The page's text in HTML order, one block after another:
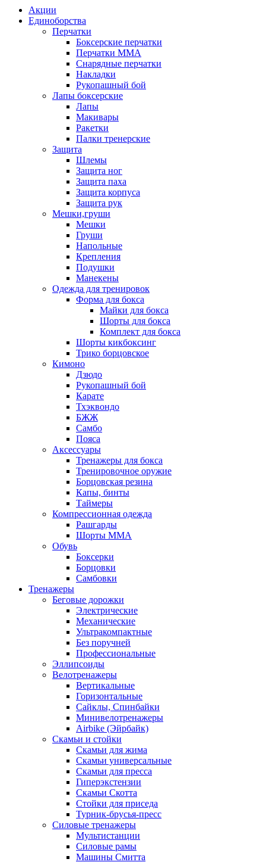
Акции
Единоборства
Перчатки
Боксерские перчатки
Перчатки ММА
Снарядные перчатки
Накладки
Рукопашный бой
Лапы боксерские
Лапы
Макивары
Ракетки
Палки тренерские
Защита
Шлемы
Защита ног
Защита паха
Защита корпуса
Защита рук
Мешки,груши
Мешки
Груши
Напольные
Крепления
Подушки
Манекены
Одежда для тренировок
Форма для бокса
Майки для бокса
Шорты для бокса
Комплект для бокса
Шорты кикбоксинг
Трико борцовское
Кимоно
Дзюдо
Рукопашный бой
Карате
Тхэквондо
БЖЖ
Самбо
Пояса
Аксессуары
Тренажеры для бокса
Тренировочное оружие
Борцовская резина
Капы, бинты
Таймеры
Компрессионная одежда
Рашгарды
Шорты MMA
Обувь
Боксерки
Борцовки
Самбовки
Тренажеры
Беговые дорожки
Электрические
Механические
Ультракомпактные
Без поручней
Профессиональные
Эллипсоиды
Велотренажеры
Вертикальные
Горизонтальные
Сайклы, Спинбайки
Минивелотренажеры
Airbike (Эйрбайк)
Скамьи и стойки
Скамьи для жима
Скамьи универсальные
Скамьи для пресса
Гиперэкстензии
Скамьи Скотта
Стойки для приседа
Турник-брусья-пресс
Силовые тренажеры
Мультистанции
Силовые рамы
Машины Смитта